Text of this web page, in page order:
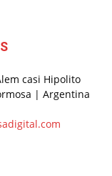
casi Hipolito
| Argentina